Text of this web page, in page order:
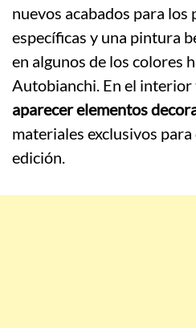
nuevos acabados para los
específicas y una pintura
en algunos de los colores
Autobianchi. En el interior
aparecer elementos
materiales exclusivos
edición.